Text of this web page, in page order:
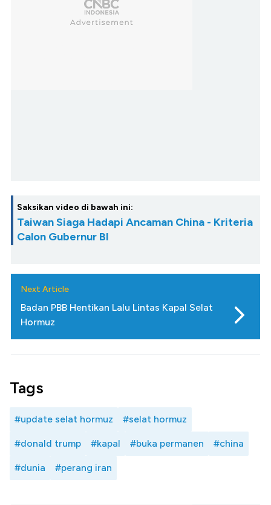
Saksikan video di bawah ini:
Taiwan Siaga Hadapi Ancaman China - Kriteria
Calon Gubernur BI
Next Article
Badan PBB Hentikan Lalu Lintas Kapal Selat
Hormuz
Tags
#update selat hormuz #selat hormuz
#donald trump #kapal #buka permanen #china
#dunia #perang iran